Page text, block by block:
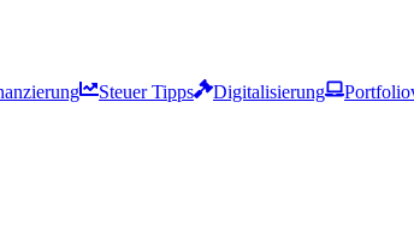
Steuer Tipps Digitalisierung